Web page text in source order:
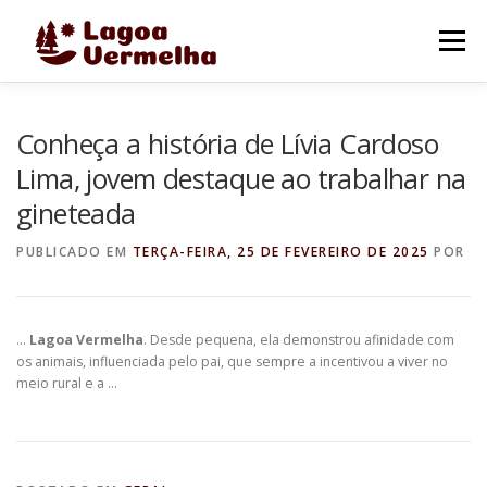
Menu
FALE CONOSCO
Conheça a história de Lívia Cardoso
Lima, jovem destaque ao trabalhar na
gineteada
PUBLICADO EM TERÇA-FEIRA, 25 DE FEVEREIRO DE 2025 POR
… Lagoa Vermelha. Desde pequena, ela demonstrou afinidade com
os animais, influenciada pelo pai, que sempre a incentivou a viver no
meio rural e a …